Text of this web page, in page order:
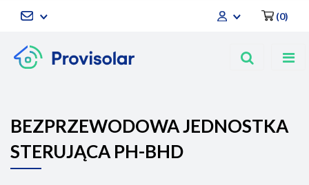
Zaloguj się
(0)
BEZPRZEWODOWA JEDNOSTKA
STERUJĄCA PH-BHD